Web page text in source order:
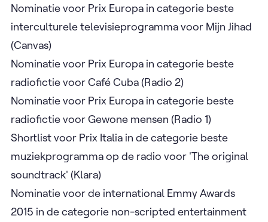
Nominatie voor Prix Europa in categorie beste
interculturele televisieprogramma voor Mijn Jihad
(Canvas)
Nominatie voor Prix Europa in categorie beste
radiofictie voor Café Cuba (Radio 2)
Nominatie voor Prix Europa in categorie beste
radiofictie voor Gewone mensen (Radio 1)
Shortlist voor Prix Italia in de categorie beste
muziekprogramma op de radio voor 'The original
soundtrack' (Klara)
Nominatie voor de international Emmy Awards
2015 in de categorie non-scripted entertainment